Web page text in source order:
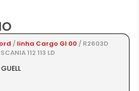
/ linha Cargo GI 00 / R2603D
112 113 LD